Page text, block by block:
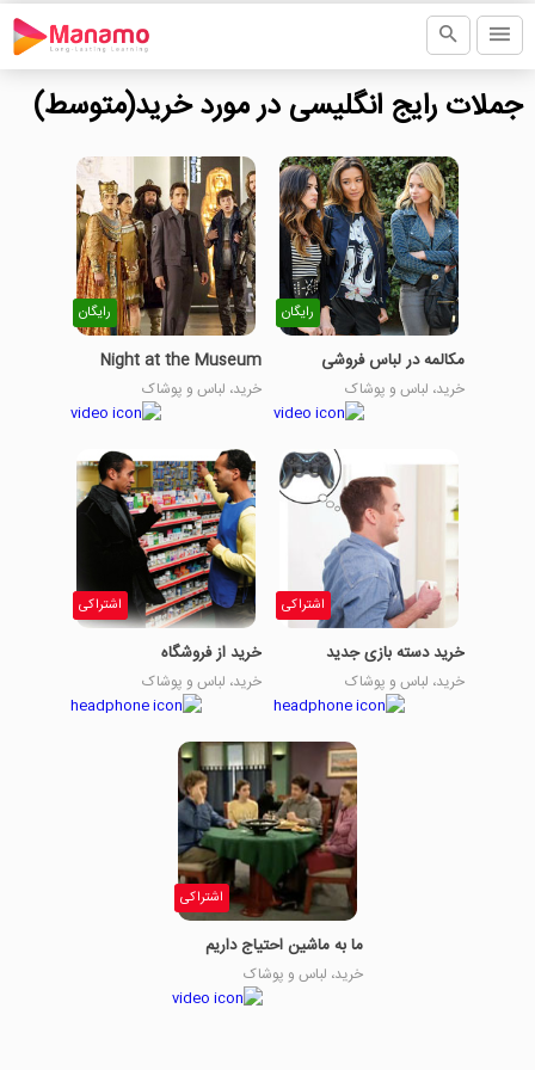
جملات رایج انگلیسی در مورد خرید(متوسط)
رایگان
مکالمه در لباس فروشی
خرید، لباس و پوشاک
رایگان
Night at the Museum
خرید، لباس و پوشاک
اشتراکی
خرید دسته بازی جدید
خرید، لباس و پوشاک
اشتراکی
خرید از فروشگاه
خرید، لباس و پوشاک
اشتراکی
ما به ماشین احتیاج داریم
خرید، لباس و پوشاک